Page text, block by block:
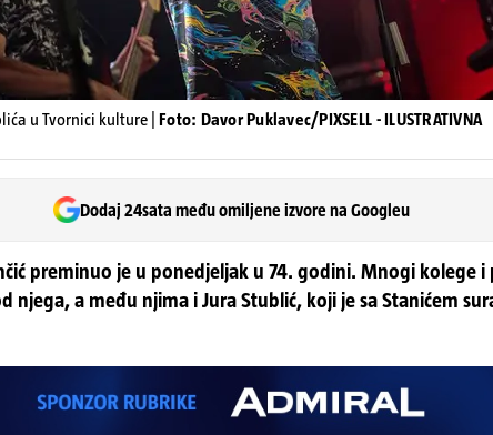
u Tvornici kulture | Foto: Davor Puklavec/PIXSELL - ILUSTRATIVNA
Dodaj 24sata među omiljene izvore na Googleu
preminuo je u ponedjeljak u 74. godini. Mnogi kolege i
njega, a među njima i Jura Stublić, koji je sa Stanićem